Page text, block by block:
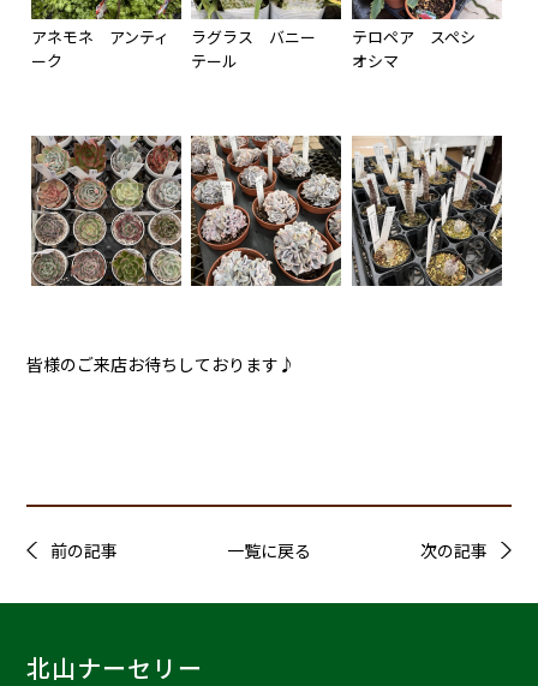
アネモネ アンティ
ーク
ラグラス バニー
テール
テロペア スペシ
オシマ
皆様のご来店お待ちしております♪
前の記事 一覧に戻る 次の記事
北山ナーセリー